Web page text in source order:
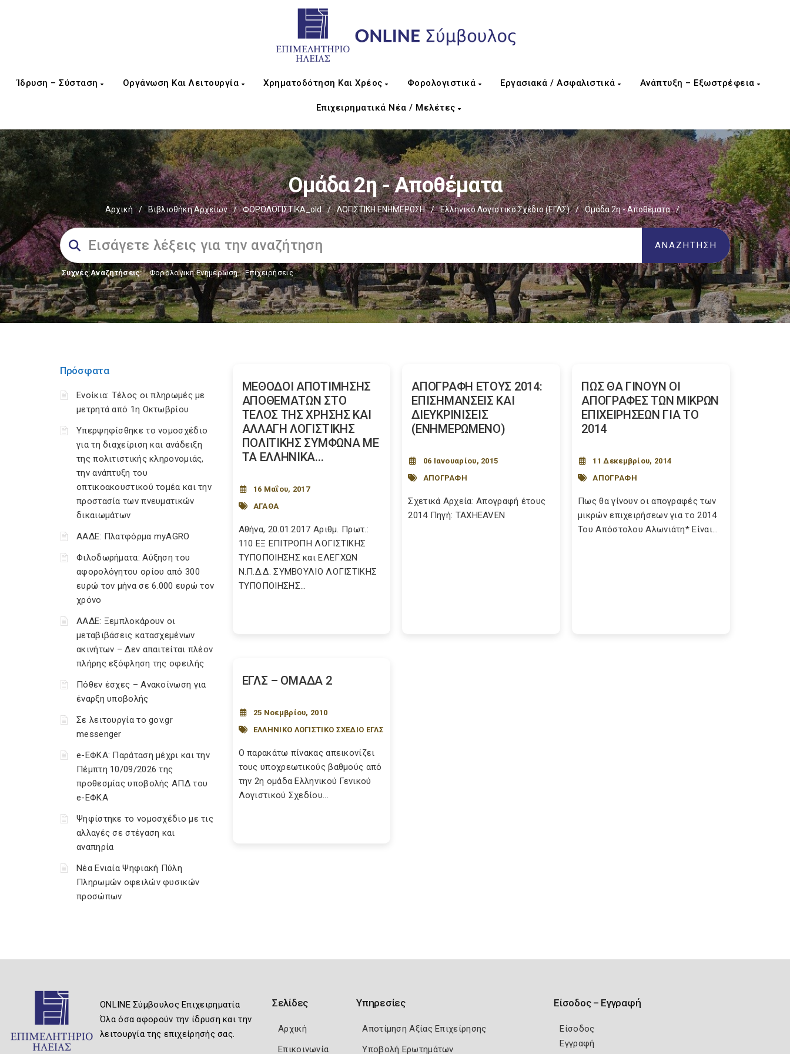
Ίδρυση – Σύσταση Οργάνωση Και Λειτουργία Χρηματοδότηση Και Χρέος Φορολογιστικά Εργασιακά / Ασφαλιστικά Ανάπτυξη – Εξωστρέφεια
Επιχειρηματικά Νέα / Μελέτες
Ομάδα 2η - Αποθέματα
Αρχική / Βιβλιοθήκη Αρχείων / ΦΟΡΟΛΟΓΙΣΤΙΚΑ_old / ΛΟΓΙΣΤΙΚΗ ΕΝΗΜΕΡΩΣΗ / Ελληνικό Λογιστικό Σχέδιο (ΕΓΛΣ) / Ομάδα 2η - Αποθέματα /
Συχνές Αναζητήσεις: Φορολογικη Ενημέρωση, Επιχειρήσεις
Πρόσφατα
Ενοίκια: Τέλος οι πληρωμές με
μετρητά από 1η Οκτωβρίου
Υπερψηφίσθηκε το νομοσχέδιο
για τη διαχείριση και ανάδειξη
της πολιτιστικής κληρονομιάς,
την ανάπτυξη του
οπτικοακουστικού τομέα και την
προστασία των πνευματικών
δικαιωμάτων
ΑΑΔΕ: Πλατφόρμα myAGRO
Φιλοδωρήματα: Αύξηση του
αφορολόγητου ορίου από 300
ευρώ τον μήνα σε 6.000 ευρώ τον
χρόνο
ΑΑΔΕ: Ξεμπλοκάρουν οι
μεταβιβάσεις κατασχεμένων
ακινήτων – Δεν απαιτείται πλέον
πλήρης εξόφληση της οφειλής
Πόθεν έσχες – Ανακοίνωση για
έναρξη υποβολής
Σε λειτουργία το gov.gr
messenger
e-ΕΦΚΑ: Παράταση μέχρι και την
Πέμπτη 10/09/2026 της
προθεσμίας υποβολής ΑΠΔ του
e-ΕΦΚΑ
Ψηφίστηκε το νομοσχέδιο με τις
αλλαγές σε στέγαση και
αναπηρία
Νέα Ενιαία Ψηφιακή Πύλη
Πληρωμών οφειλών φυσικών
προσώπων
ΜΕΘΟΔΟΙ ΑΠΟΤΙΜΗΣΗΣ
ΑΠΟΘΕΜΑΤΩΝ ΣΤΟ
ΤΕΛΟΣ ΤΗΣ ΧΡΗΣΗΣ ΚΑΙ
ΑΛΛΑΓΗ ΛΟΓΙΣΤΙΚΗΣ
ΠΟΛΙΤΙΚΗΣ ΣΥΜΦΩΝΑ ΜΕ
ΤΑ ΕΛΛΗΝΙΚΑ...
16 Μαΐου, 2017
ΑΓΑΘΑ
Αθήνα, 20.01.2017 Αριθμ. Πρωτ.:
110 ΕΞ ΕΠΙΤΡΟΠΗ ΛΟΓΙΣΤΙΚΗΣ
ΤΥΠΟΠΟΙΗΣΗΣ και ΕΛΕΓΧΩΝ
Ν.Π.Δ.Δ. ΣΥΜΒΟΥΛΙΟ ΛΟΓΙΣΤΙΚΗΣ
ΤΥΠΟΠΟΙΗΣΗΣ...
ΑΠΟΓΡΑΦΗ ΕΤΟΥΣ 2014:
ΕΠΙΣΗΜΑΝΣΕΙΣ ΚΑΙ
ΔΙΕΥΚΡΙΝΙΣΕΙΣ
(ΕΝΗΜΕΡΩΜΕΝΟ)
06 Ιανουαρίου, 2015
ΑΠΟΓΡΑΦΗ
Σχετικά Αρχεία: Απογραφή έτους
2014 Πηγή: TAXHEAVEN
ΠΩΣ ΘΑ ΓΙΝΟΥΝ ΟΙ
ΑΠΟΓΡΑΦΕΣ ΤΩΝ ΜΙΚΡΩΝ
ΕΠΙΧΕΙΡΗΣΕΩΝ ΓΙΑ ΤΟ
2014
11 Δεκεμβρίου, 2014
ΑΠΟΓΡΑΦΗ
Πως θα γίνουν οι απογραφές των
μικρών επιχειρήσεων για το 2014
Του Απόστολου Αλωνιάτη* Είναι...
ΕΓΛΣ – ΟΜΑΔΑ 2
25 Νοεμβρίου, 2010
ΕΛΛΗΝΙΚΟ ΛΟΓΙΣΤΙΚΟ ΣΧΕΔΙΟ ΕΓΛΣ
Ο παρακάτω πίνακας απεικονίζει
τους υποχρεωτικούς βαθμούς από
την 2η ομάδα Ελληνικού Γενικού
Λογιστικού Σχεδίου...
ONLINE Σύμβουλος Επιχειρηματία
Όλα όσα αφορούν την ίδρυση και την
λειτουργία της επιχείρησής σας.
Σελίδες
Αρχική
Επικοινωνία
Υπηρεσίες
Αποτίμηση Αξίας Επιχείρησης
Υποβολή Ερωτημάτων
Είσοδος – Εγγραφή
Είσοδος
Εγγραφή